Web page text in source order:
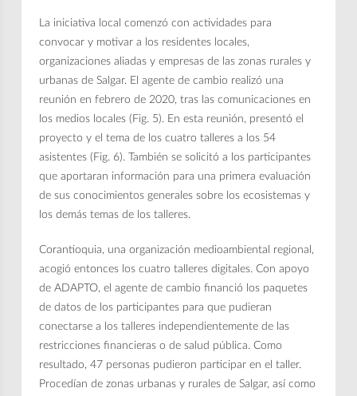
La iniciativa local comenzó con actividades para
convocar y motivar a los residentes locales,
organizaciones aliadas y empresas de las zonas rurales y
urbanas de Salgar. El agente de cambio realizó una
reunión en febrero de 2020, tras las comunicaciones en
los medios locales (Fig. 5). En esta reunión, presentó el
proyecto y el tema de los cuatro talleres a los 54
asistentes (Fig. 6). También se solicitó a los participantes
que aportaran información para una primera evaluación
de sus conocimientos generales sobre los ecosistemas y
los demás temas de los talleres.
Corantioquia, una organización medioambiental regional,
acogió entonces los cuatro talleres digitales. Con apoyo
de ADAPTO, el agente de cambio financió los paquetes
de datos de los participantes para que pudieran
conectarse a los talleres independientemente de las
restricciones financieras o de salud pública. Como
resultado, 47 personas pudieron participar en el taller.
Procedían de zonas urbanas y rurales de Salgar, así como